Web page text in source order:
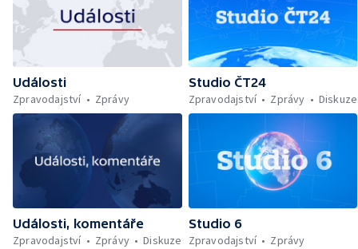
Události
Zpravodajství
Zprávy
Studio ČT24
Zpravodajství
Zprávy Diskuze
Události, komentáře
Zpravodajství
Zprávy Diskuze
Studio 6
Zpravodajství
Zprávy